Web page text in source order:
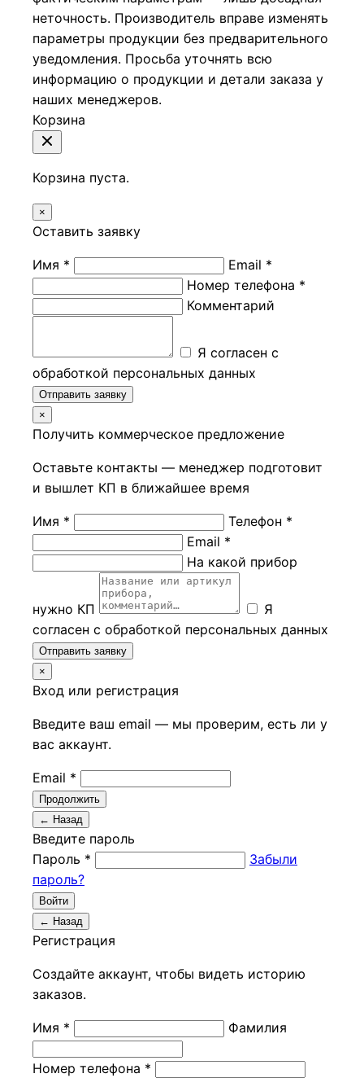
неточность. Производитель вправе изменять
параметры продукции без предварительного
уведомления. Просьба уточнять всю
информацию о продукции и детали заказа у
наших менеджеров.
Корзина
Корзина пуста.
×
Оставить заявку
Имя *
Email *
Номер телефона *
Комментарий
Я согласен с
обработкой персональных данных
Отправить заявку
×
Получить коммерческое предложение
Оставьте контакты — менеджер подготовит
и вышлет КП в ближайшее время
Имя *
Телефон *
Email *
На какой прибор
нужно КП
Я
согласен с обработкой персональных данных
Отправить заявку
×
Вход или регистрация
Введите ваш email — мы проверим, есть ли у
вас аккаунт.
Email *
Продолжить
← Назад
Введите пароль
Пароль *
Забыли
пароль?
Войти
← Назад
Регистрация
Создайте аккаунт, чтобы видеть историю
заказов.
Имя * Фамилия
Номер телефона *